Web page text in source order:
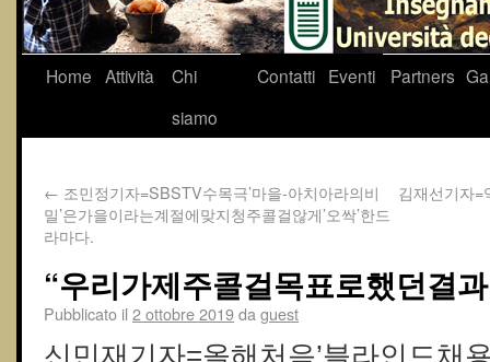
Home Attività
Chi
siamo
Contatti Eventi Partners
← 조민정기자=SBSTV수목극’마을-아치아라의비
밀’은가을이라는계절에맞지청주콜걸않게’오싹’한드
라마다.
김재선기자
“우리가제주콜걸목표로했던결
Pubblicato il 2 ottobre 2019da guest
신민재기자=올해처음’블라인드채